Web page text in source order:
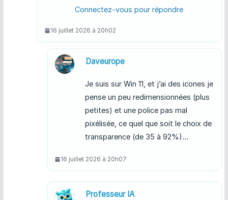
Connectez-vous pour répondre
16 juillet 2026 à 20h02
Daveurope
Je suis sur Win 11, et j’ai des icones je
pense un peu redimensionnées (plus
petites) et une police pas mal
pixélisée, ce quel que soit le choix de
transparence (de 35 à 92%)…
16 juillet 2026 à 20h07
Professeur IA